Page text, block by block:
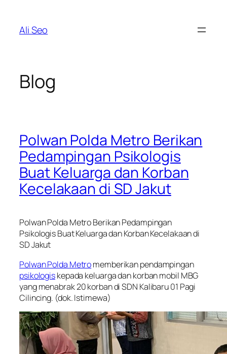
content
Ali Seo
Blog
Polwan Polda Metro Berikan
Pedampingan Psikologis
Buat Keluarga dan Korban
Kecelakaan di SD Jakut
Polwan Polda Metro Berikan Pedampingan
Psikologis Buat Keluarga dan Korban Kecelakaan di
SD Jakut
Polwan Polda Metromemberikan pendampingan
psikologiskepada keluarga dan korban mobil MBG
yang menabrak 20 korban di SDN Kalibaru 01 Pagi
Cilincing. (dok. Istimewa)